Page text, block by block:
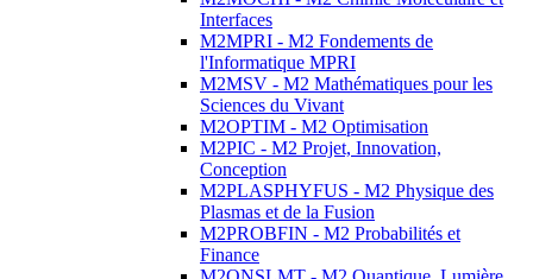
Interfaces
M2MPRI - M2 Fondements de
l'Informatique MPRI
M2MSV - M2 Mathématiques pour les
Sciences du Vivant
M2OPTIM - M2 Optimisation
M2PIC - M2 Projet, Innovation,
Conception
M2PLASPHYFUS - M2 Physique des
Plasmas et de la Fusion
M2PROBFIN - M2 Probabilités et
Finance